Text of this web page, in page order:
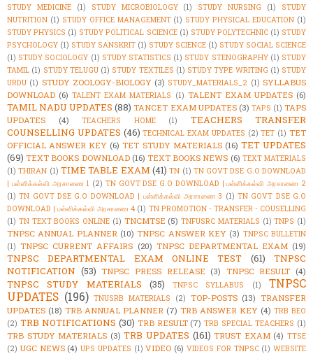
STUDY MEDICINE
(1) STUDY MICROBIOLOGY (1) STUDY NURSING (1)
STUDY
NUTRITION (1) STUDY OFFICE MANAGEMENT (1) STUDY PHYSICAL EDUCATION (1)
STUDY PHYSICS (1) STUDY POLITICAL SCIENCE (1) STUDY POLYTECHNIC (1) STUDY
PSYCHOLOGY (1) STUDY SANSKRIT (1) STUDY SCIENCE (1) STUDY SOCIAL SCIENCE
(1) STUDY SOCIOLOGY (1) STUDY STATISTICS (1) STUDY STENOGRAPHY (1) STUDY
TAMIL (1) STUDY TELUGU (1) STUDY TEXTILES (1) STUDY TYPE WRITING (1) STUDY
URDU (1) STUDY ZOOLOGY-BIOLOGY (3) STUDY_MATERIALS_2 (1) SYLLABUS
DOWNLOAD (6) TALENT EXAM MATERIALS (1) TALENT EXAM UPDATES (6)
TAMIL NADU UPDATES (88) TANCET EXAM UPDATES (3) TAPS (1) TAPS
UPDATES
(4) TEACHERS HOME (1)
TEACHERS TRANSFER
COUNSELLING UPDATES (46) TECHNICAL EXAM UPDATES (2) TET (1) TET
OFFICIAL ANSWER KEY (6) TET STUDY MATERIALS (16) TET UPDATES
(69) TEXT BOOKS DOWNLOAD (16) TEXT BOOKS NEWS (6) TEXT MATERIALS
(1) THIRAN (1) TIME TABLE EXAM (41) TN (1) TN GOVT DSE G.O DOWNLOAD
| பள்ளிக்கல்வி அரசாணை 1 (2) TN GOVT DSE G.O DOWNLOAD | பள்ளிக்கல்வி அரசாணை 2
(1) TN GOVT DSE G.O DOWNLOAD | பள்ளிக்கல்வி அரசாணை 3 (1) TN GOVT DSE G.O
DOWNLOAD | பள்ளிக்கல்வி அரசாணை 4 (1) TN PROMOTION - TRANSFER - COUSELLING
(1) TN TEXT BOOKS ONLINE (1) TNCMTSE (5) TNFUSRC MATERIALS (1) TNPS (1)
TNPSC ANNUAL PLANNER (10) TNPSC ANSWER KEY (3) TNPSC BULLETIN
(1) TNPSC CURRENT AFFAIRS (20) TNPSC DEPARTMENTAL EXAM (19)
TNPSC DEPARTMENTAL EXAM ONLINE TEST (61)
TNPSC
NOTIFICATION (53) TNPSC PRESS RELEASE (3) TNPSC RESULT (4)
TNPSC STUDY MATERIALS (35) TNPSC SYLLABUS (1)
TNPSC
UPDATES (196) TNUSRB MATERIALS (2) TOP-POSTS (13) TRANSFER
UPDATES (18) TRB ANNUAL PLANNER (7) TRB ANSWER KEY (4) TRB BEO
(2) TRB NOTIFICATIONS (30) TRB RESULT (7) TRB SPECIAL TEACHERS (1)
TRB STUDY MATERIALS (3) TRB UPDATES (161) TRUST EXAM (4) TTSE
(2) UGC NEWS (4) UPS UPDATES (1) VIDEO (6) VIDEOS FOR TNPSC (1) WEBSITE